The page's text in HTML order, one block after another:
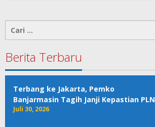
Cari
untuk:
Berita Terbaru
Terbang ke Jakarta, Pemko
Banjarmasin Tagih Janji Kepastian PLN
Juli 30, 2026